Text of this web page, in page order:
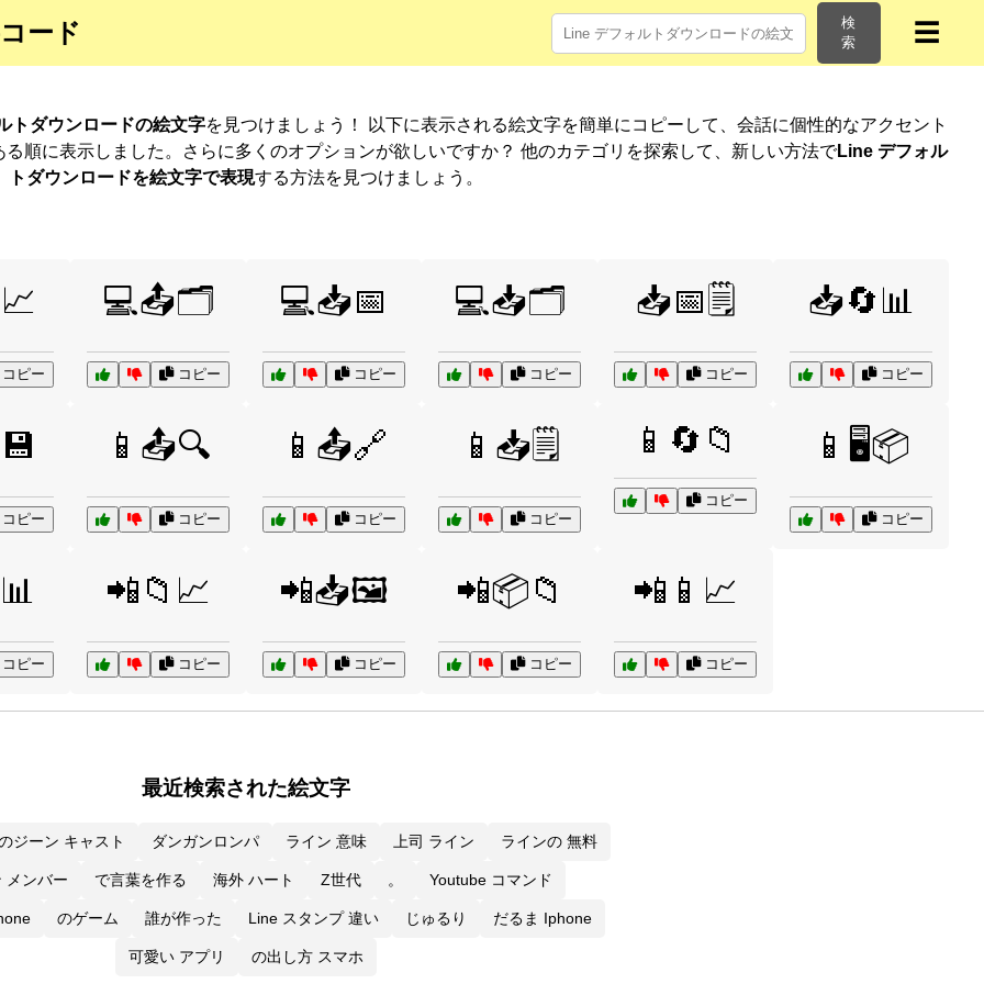
ード
検
索
☰
トダウンロードの絵文字を見つけましょう！ 以下に表示される絵文字を簡単にコピーして、会話に個性的なアクセント
順に表示しました。さらに多くのオプションが欲しいですか？ 他のカテゴリを探索して、新しい方法でLine デフォル
トダウンロードを絵文字で表現する方法を見つけましょう。
ピー
💻📤🗂️
コピー
💻📥📅
コピー
💻📥🗂️
コピー
📥📅🗒️
コピー
📥🔄📊
コピー
ピー
📱📤🔍
コピー
📱📤🔗
コピー
📱📥🗒️
コピー
📱🔄📁
コピー
📱🖥️📦
コピー
ピー
📲📁📈
コピー
📲📥🖼️
コピー
📲📦📁
コピー
📲📱📈
コピー
最近検索された絵文字
ジーン キャスト ダンガンロンパ ライン 意味 上司 ライン ラインの 無料
メンバー で言葉を作る 海外 ハート Z世代 。 Youtube コマンド
のゲーム 誰が作った Line スタンプ 違い じゅるり だるま Iphone
可愛い アプリ の出し方 スマホ